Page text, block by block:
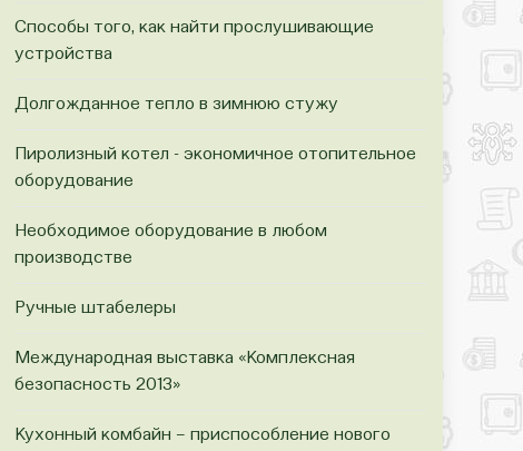
Способы того, как найти прослушивающие
устройства
Долгожданное тепло в зимнюю стужу
Пиролизный котел - экономичное отопительное
оборудование
Необходимое оборудование в любом
производстве
Ручные штабелеры
Международная выставка «Комплексная
безопасность 2013»
Кухонный комбайн – приспособление нового